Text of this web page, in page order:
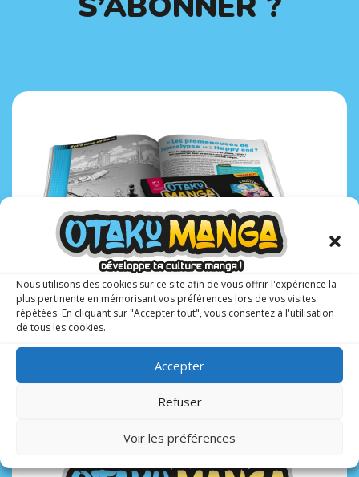
Nous utilisons des cookies sur ce site afin de vous offrir l'expérience la
plus pertinente en mémorisant vos préférences lors de vos visites
répétées. En cliquant sur "Accepter tout", vous consentez à l'utilisation
de tous les cookies.
Accepter
Refuser
Voir les préférences
JE DÉCOUVRE LE MAGAZINE
5 raisons pour s’abonner à